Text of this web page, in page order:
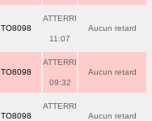
TO8098
ATTERRI
11:07
Aucun retard
TO8098
ATTERRI
09:32
Aucun retard
TO8098
ATTERRI
Aucun retard